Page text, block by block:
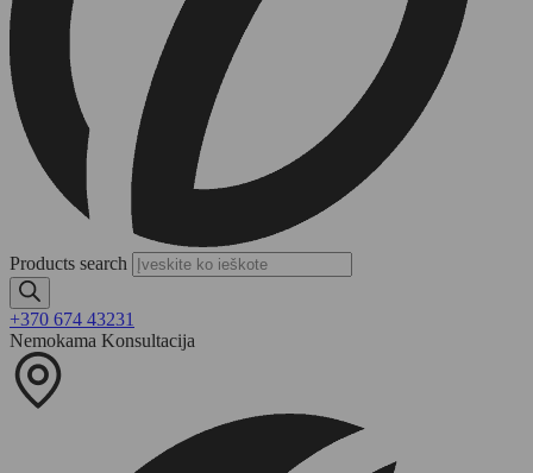
Products search
+370 674 43231
Nemokama Konsultacija